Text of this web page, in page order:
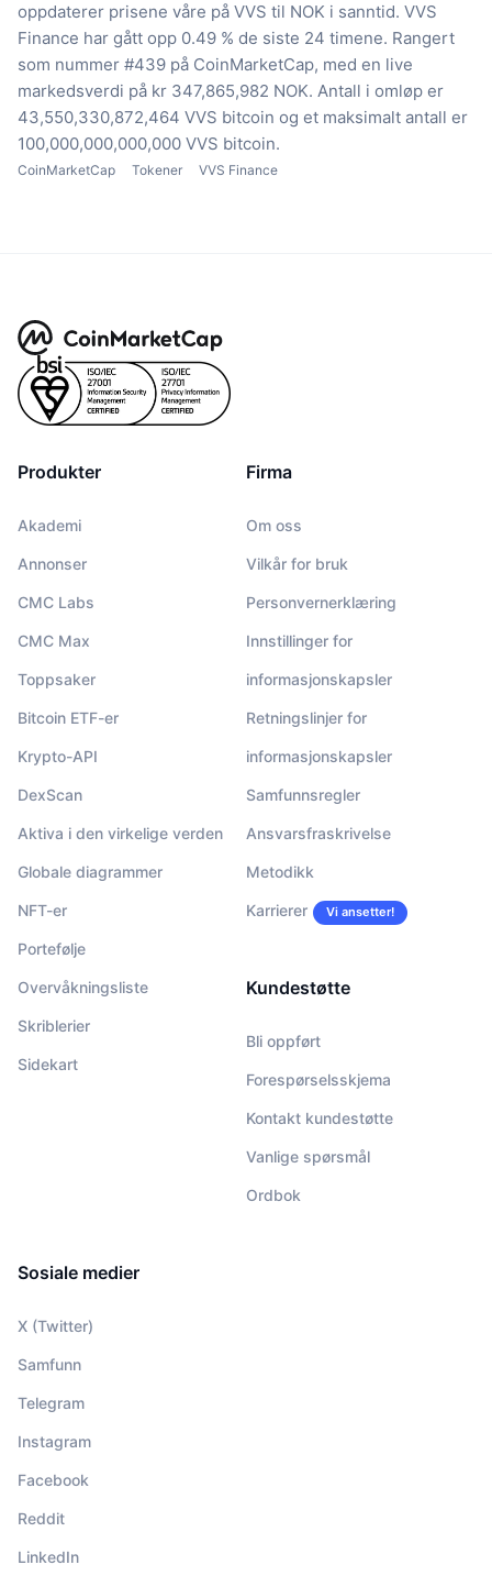
oppdaterer prisene våre på VVS til NOK i sanntid. VVS
Finance har gått opp 0.49 % de siste 24 timene. Rangert
som nummer #439 på CoinMarketCap, med en live
markedsverdi på kr 347,865,982 NOK. Antall i omløp er
43,550,330,872,464 VVS bitcoin og et maksimalt antall er
100,000,000,000,000 VVS bitcoin.
CoinMarketCap Tokener VVS Finance
Produkter
Akademi
Annonser
CMC Labs
CMC Max
Toppsaker
Bitcoin ETF-er
Krypto-API
DexScan
Aktiva i den virkelige verden
Globale diagrammer
NFT-er
Portefølje
Overvåkningsliste
Skriblerier
Sidekart
Firma
Om oss
Vilkår for bruk
Personvernerklæring
Innstillinger for
informasjonskapsler
Retningslinjer for
informasjonskapsler
Samfunnsregler
Ansvarsfraskrivelse
Metodikk
Karrierer Vi ansetter!
Kundestøtte
Bli oppført
Forespørselsskjema
Kontakt kundestøtte
Vanlige spørsmål
Ordbok
Sosiale medier
X (Twitter)
Samfunn
Telegram
Instagram
Facebook
Reddit
LinkedIn